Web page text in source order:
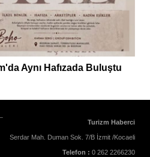
Aynı Hafızada Buluştu
Turizm Haberci
Serdar Mah. Duman Sok. 7/B İzmit /Kocaeli
Telefon : 0 262 2266230